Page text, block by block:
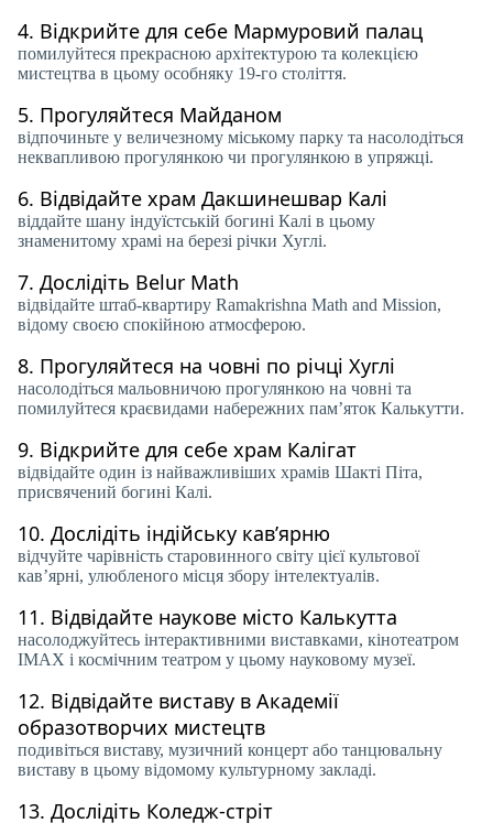
4. Відкрийте для себе Мармуровий палац
помилуйтеся прекрасною архітектурою та колекцією
мистецтва в цьому особняку 19-го століття.
5. Прогуляйтеся Майданом
відпочиньте у величезному міському парку та насолодіться
неквапливою прогулянкою чи прогулянкою в упряжці.
6. Відвідайте храм Дакшинешвар Калі
віддайте шану індуїстській богині Калі в цьому
знаменитому храмі на березі річки Хуглі.
7. Дослідіть Belur Math
відвідайте штаб-квартиру Ramakrishna Math and Mission,
відому своєю спокійною атмосферою.
8. Прогуляйтеся на човні по річці Хуглі
насолодіться мальовничою прогулянкою на човні та
помилуйтеся краєвидами набережних пам’яток Калькутти.
9. Відкрийте для себе храм Калігат
відвідайте один із найважливіших храмів Шакті Піта,
присвячений богині Калі.
10. Дослідіть індійську кав’ярню
відчуйте чарівність старовинного світу цієї культової
кав’ярні, улюбленого місця збору інтелектуалів.
11. Відвідайте наукове місто Калькутта
насолоджуйтесь інтерактивними виставками, кінотеатром
IMAX і космічним театром у цьому науковому музеї.
12. Відвідайте виставу в Академії
образотворчих мистецтв
подивіться виставу, музичний концерт або танцювальну
виставу в цьому відомому культурному закладі.
13. Дослідіть Коледж-стріт